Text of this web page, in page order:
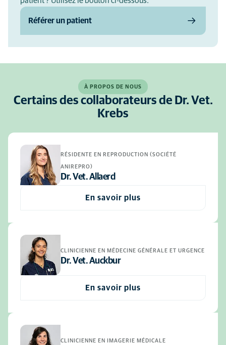
Référer un patient
À PROPOS DE NOUS
Certains des collaborateurs de Dr. Vet.
Krebs
RÉSIDENTE EN REPRODUCTION (SOCIÉTÉ
ANIREPRO)
Dr. Vet. Allaerd
En savoir plus
CLINICIENNE EN MÉDECINE GÉNÉRALE ET URGENCE
Dr. Vet. Auckbur
En savoir plus
CLINICIENNE EN IMAGERIE MÉDICALE